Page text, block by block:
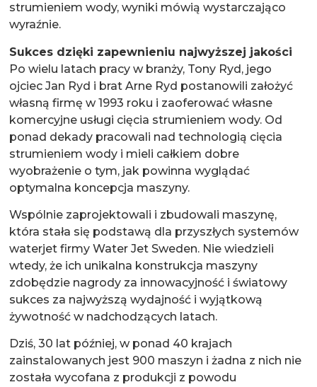
strumieniem wody, wyniki mówią wystarczająco
wyraźnie.
Sukces dzięki zapewnieniu najwyższej jakości
Po wielu latach pracy w branży, Tony Ryd, jego
ojciec Jan Ryd i brat Arne Ryd postanowili założyć
własną firmę w 1993 roku i zaoferować własne
komercyjne usługi cięcia strumieniem wody. Od
ponad dekady pracowali nad technologią cięcia
strumieniem wody i mieli całkiem dobre
wyobrażenie o tym, jak powinna wyglądać
optymalna koncepcja maszyny.
Wspólnie zaprojektowali i zbudowali maszynę,
która stała się podstawą dla przyszłych systemów
waterjet firmy Water Jet Sweden. Nie wiedzieli
wtedy, że ich unikalna konstrukcja maszyny
zdobędzie nagrody za innowacyjność i światowy
sukces za najwyższą wydajność i wyjątkową
żywotność w nadchodzących latach.
Dziś, 30 lat później, w ponad 40 krajach
zainstalowanych jest 900 maszyn i żadna z nich nie
została wycofana z produkcji z powodu